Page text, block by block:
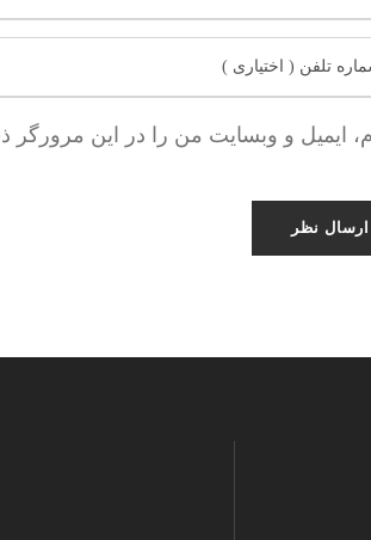
ایمیل و وبسایت من را در این